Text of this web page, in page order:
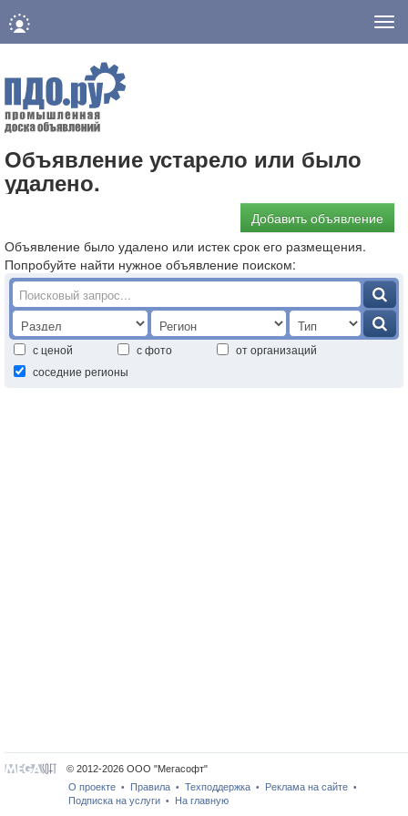
Объявление устарело или было
удалено.
Добавить объявление
Объявление было удалено или истек срок его размещения.
Попробуйте найти нужное объявление поиском:
с ценой с фото
от организаций
соседние регионы
© 2012-2026 ООО "Мегасофт"
О проекте • Правила • Техподдержка • Реклама на сайте •
Подписка на услуги • На главную